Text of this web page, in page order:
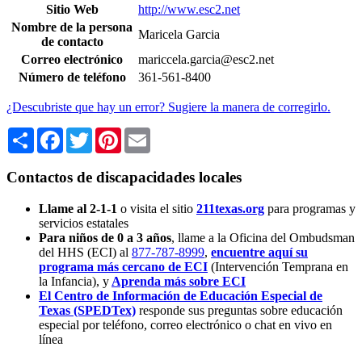
Sitio Web
http://www.esc2.net
Nombre de la persona
de contacto
Maricela Garcia
Correo electrónico
mariccela.garcia@esc2.net
Número de teléfono
361-561-8400
¿Descubriste que hay un error? Sugiere la manera de corregirlo.
Share Facebook
TwitterPinterest
Contactos de discapacidades locales
Llame al 2-1-1 o visita el sitio 211texas.org para programas y
servicios estatales
Para niños de 0 a 3 años, llame a la Oficina del Ombudsman
del HHS (ECI) al 877-787-8999, encuentre aquí su
programa más cercano de ECI (Intervención Temprana en
la Infancia), y Aprenda más sobre ECI
El Centro de Información de Educación Especial de
Texas (SPEDTex) responde sus preguntas sobre educación
especial por teléfono, correo electrónico o chat en vivo en
línea